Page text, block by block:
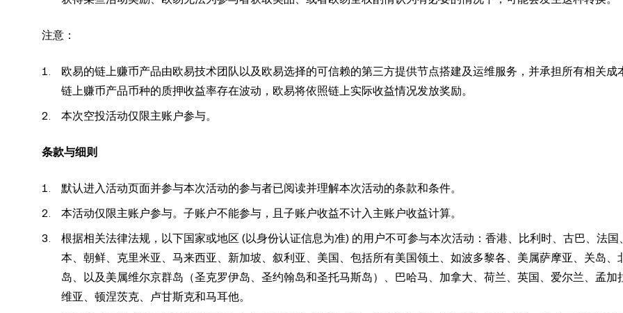
注意：
欧易的链上赚币产品由欧易技术团队以及欧易选择的可信赖的第三方提供节点搭建及运维服务，并承担所有相关成
链上赚币产品币种的质押收益率存在波动，欧易将依照链上实际收益情况发放奖励。
本次空投活动仅限主账户参与。
条款与细则
默认进入活动页面并参与本次活动的参与者已阅读并理解本次活动的条款和条件。
本活动仅限主账户参与。子账户不能参与，且子账户收益不计入主账户收益计算。
根据相关法律法规，以下国家或地区 (以身份认证信息为准) 的用户不可参与本次活动：香港、比利时、古巴、法国
本、朝鲜、克里米亚、马来西亚、新加坡、叙利亚、美国、包括所有美国领土、如波多黎各、美属萨摩亚、关岛、
岛、以及美属维尔京群岛（圣克罗伊岛、圣约翰岛和圣托马斯岛）、巴哈马、加拿大、荷兰、英国、爱尔兰、孟加
维亚、顿涅茨克、卢甘斯克和马耳他。